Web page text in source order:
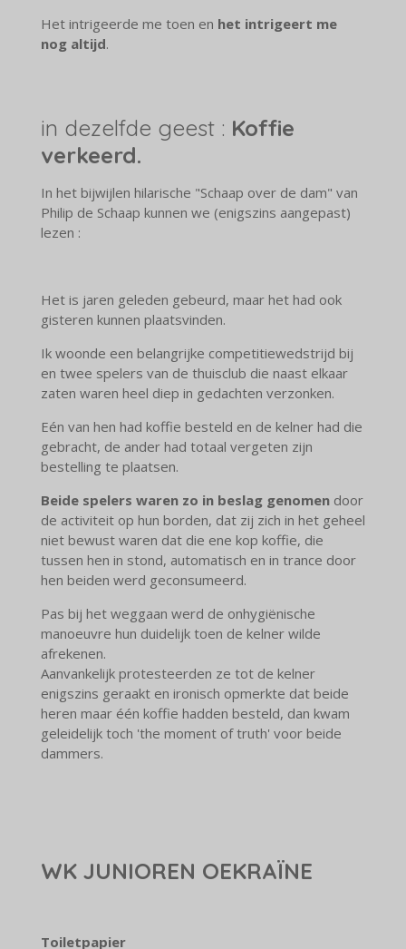
Het intrigeerde me toen en het intrigeert me
nog altijd.
in dezelfde geest : Koffie
verkeerd.
In het bijwijlen hilarische "Schaap over de dam" van
Philip de Schaap kunnen we (enigszins aangepast)
lezen :
Het is jaren geleden gebeurd, maar het had ook
gisteren kunnen plaatsvinden.
Ik woonde een belangrijke competitiewedstrijd bij
en twee spelers van de thuisclub die naast elkaar
zaten waren heel diep in gedachten verzonken.
Eén van hen had koffie besteld en de kelner had die
gebracht, de ander had totaal vergeten zijn
bestelling te plaatsen.
Beide spelers waren zo in beslag genomendoor
de activiteit op hun borden, dat zij zich in het geheel
niet bewust waren dat die ene kop koffie, die
tussen hen in stond, automatisch en in trance door
hen beiden werd geconsumeerd.
Pas bij het weggaan werd de onhygiënische
manoeuvre hun duidelijk toen de kelner wilde
afrekenen.
Aanvankelijk protesteerden ze tot de kelner
enigszins geraakt en ironisch opmerkte dat beide
heren maar één koffie hadden besteld, dan kwam
geleidelijk toch 'the moment of truth' voor beide
dammers.
WK JUNIOREN OEKRAÏNE
Toiletpapier